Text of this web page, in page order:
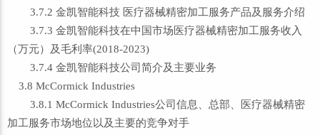
3.7.2 金凯智能科技 医疗器械精密加工服务产品及服务介绍
3.7.3 金凯智能科技在中国市场医疗器械精密加工服务收入
（万元）及毛利率(2018-2023)
3.7.4 金凯智能科技公司简介及主要业务
3.8 McCormick Industries
3.8.1 McCormick Industries公司信息、总部、医疗器械精密
加工服务市场地位以及主要的竞争对手